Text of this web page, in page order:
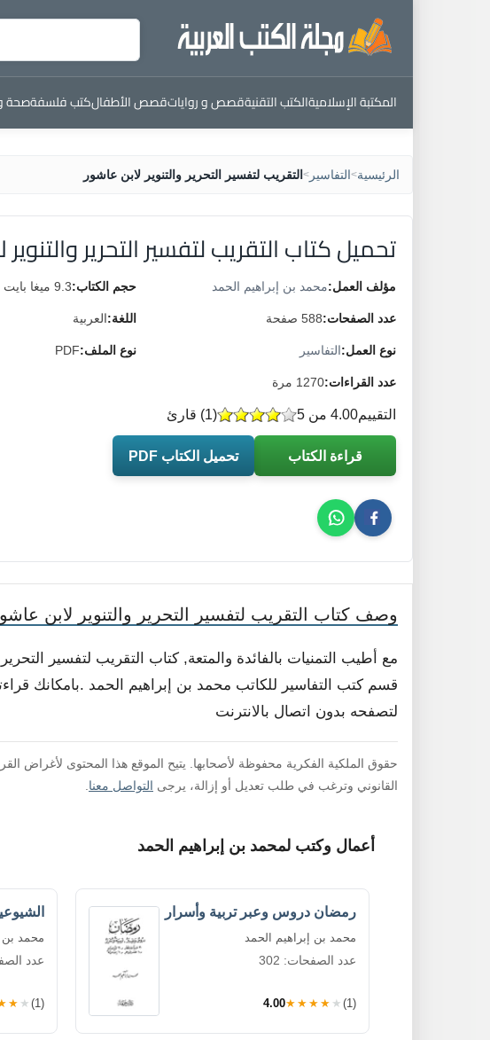
المكتبة الإسلاميةالكتب التقنيةقصص و رواياتقصص الأطفالكتب فلسفةصحة
الرئيسية>التفاسير > التقريب لتفسير التحرير والتنوير لابن عاشور
تحميل كتاب التقريب لتفسير التحرير
مؤلف العمل:محمد بن إبراهيم الحمد حجم الكتاب:9.3 ميغا بايت
عدد الصفحات:588 صفحة اللغة:العربية
نوع العمل:التفاسير نوع الملف:PDF
عدد القراءات:1270 مرة
التقييم (
1) قارئ 4.00 من 5
قراءة الكتاب تحميل الكتاب PDF
وصف كتاب التقريب لتفسير التحرير والتنوير لابن
مع أطيب التمنيات بالفائدة والمتعة, كتاب التقريب لتفسير
قسم كتب التفاسير للكاتب محمد بن إبراهيم الحمد .بامكانك
لتصفحه بدون اتصال بالانترنت
حقوق الملكية الفكرية محفوظة لأصحابها. يتيح الموقع هذا المحتوى لأغراض
القانوني وترغب في طلب تعديل أو إزالة، يرجى التواصل معنا
أعمال وكتب لمحمد بن إبراهيم الحمد
رمضان دروس وعبر تربية وأسرار
محمد بن إبراهيم الحمد
عدد الصفحات: 302
4.00★★★★★ (1)
محمد بن
عدد
(1)